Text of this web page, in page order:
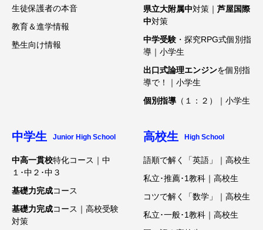
生徒保護者の本音
教育＆進学情報
塾生向け情報
県立大附属中対策｜ 芦屋国際
中対策
中学受験 ・探究RPG式個別指
導｜小学生
出口式論理エンジンを個別指
導で！｜小学生
個別指導 （１：２）｜小学生
中学生 Junior High School
中高一貫校特化コース｜中
１･中２･中３
基礎力完成コース
基礎力完成コース｜高校受験
対策
高校生 High School
語順で解く「英語」｜高校生
私立･推薦･1教科｜高校生
コツで解く「数学」｜高校生
私立･一般･1教科｜高校生